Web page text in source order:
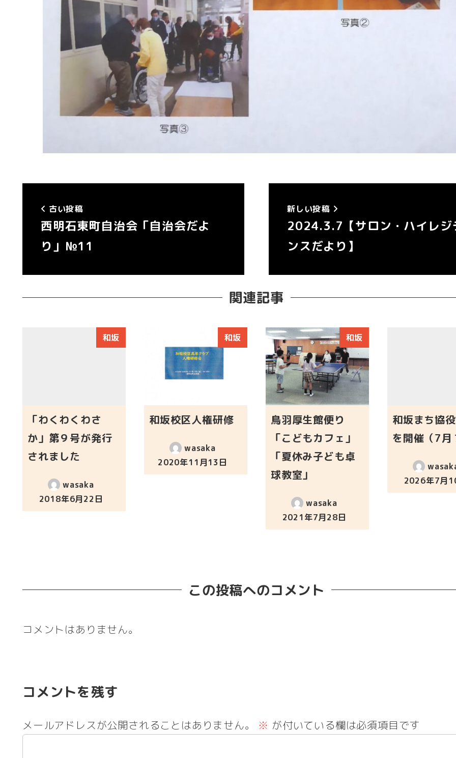
古い投稿
西明石東町自治会「自治会だよ
り」№11
新しい投稿
2024.3.7【サロン・ハイレジ
ンスだより】
関連記事
和坂
「わくわくわさ
か」第９号が発行
されました
wasaka
投稿日
2018年6月22日
和坂
和坂校区人権研修
wasaka
投稿日
2020年11月13日
和坂
鳥羽厚生館便り
「こどもカフェ」
「夏休み子ども卓
球教室」
wasaka
投稿日
2021年7月28日
和坂まち協
を開催（7月
投稿日
2026年7月
この投稿へのコメント
コメントはありません。
コメントを残す
メールアドレスが公開されることはありません。 ※ が付いている欄は必須項目です